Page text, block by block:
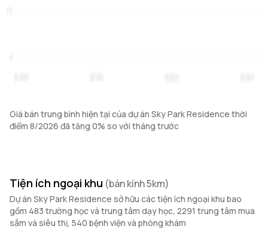
Giá bán trung bình hiện tại của dự án Sky Park Residence thời
điểm 8/2026 đã tăng 0% so với tháng trước
Tiện ích ngoại khu (bán kính 5km)
Dự án Sky Park Residence sở hữu các tiện ích ngoại khu bao
gồm 483 trường học và trung tâm dạy học, 2291 trung tâm mua
sắm và siêu thị, 540 bệnh viện và phòng khám